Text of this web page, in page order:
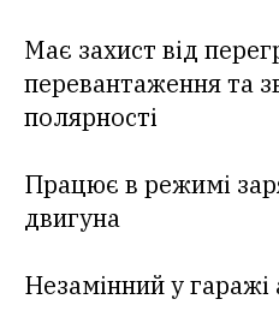
Має захист від
перевантаження та
полярності
Працює в режимі
двигуна
Незамінний у гаражі